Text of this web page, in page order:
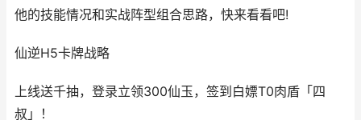
他的技能情况和实战阵型组合思路，快来看看吧!
仙逆H5卡牌战略
上线送千抽，登录立领300仙玉，签到白嫖T0肉盾「四
叔」！